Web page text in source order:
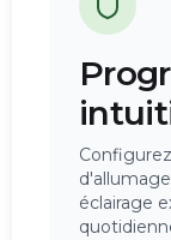
éclairage